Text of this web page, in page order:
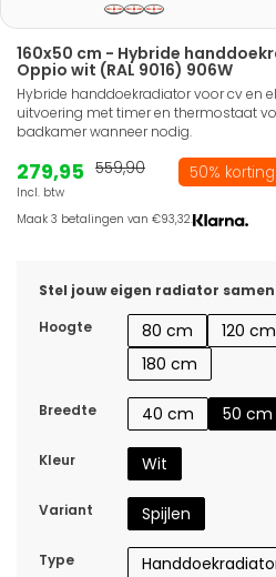
160x50 cm - Hybride
Oppio wit (RAL 9016) 906W
Hybride handdoekradiator voor cv en
uitvoering met timer en thermostaat
badkamer wanneer nodig.
279,95
Incl. btw
559,90 50% korting
Maak 3 betalingen van €93,32.
Stel jouw eigen radiator samen
Hoogte
80 cm 120 cm
180 cm
Breedte 40 cm 50 cm
Kleur Wit
Variant Spijlen
Type